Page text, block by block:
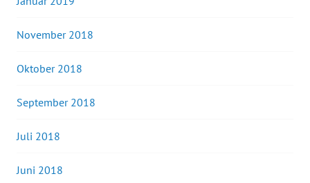
November 2018
Oktober 2018
September 2018
Juli 2018
Juni 2018